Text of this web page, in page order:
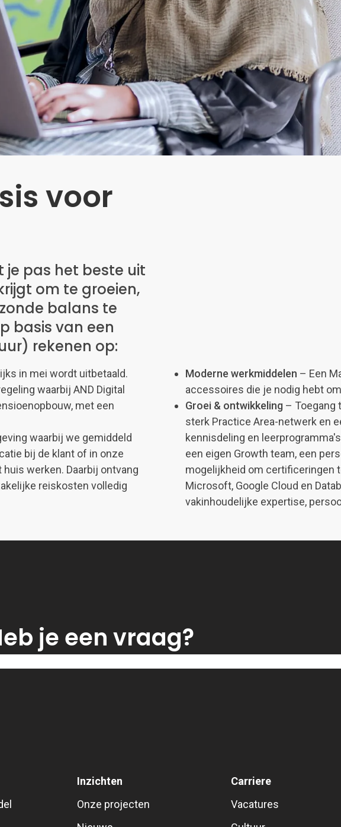
voor
je pas het beste uit
om te groeien,
balans te
basis van een
rekenen op:
in mei wordt uitbetaald.
waarbij AND Digital
met een
waarbij we gemiddeld
bij de klant of in onze
werken. Daarbij ontvang
reiskosten volledig
Moderne werkmiddelen – Een
accessoires die je nodig hebt
Groei & ontwikkeling – Toegang
sterk Practice Area-netwerk en
kennisdeling en
een eigen Growth team, een
mogelijkheid om certificeringen
Microsoft, Google Cloud en
vakinhoudelijke expertise,
je een vraag?
Inzichten
Onze projecten
Carriere
Vacatures